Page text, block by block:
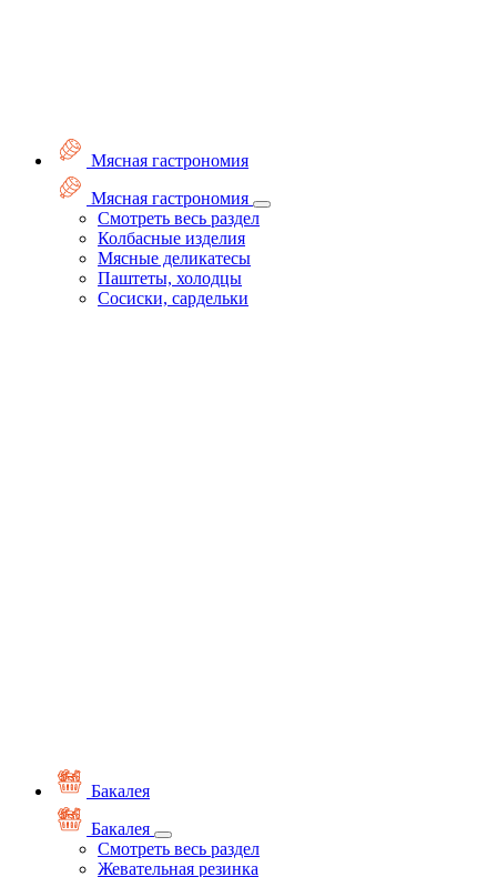
Мясная гастрономия
Мясная гастрономия
Смотреть весь раздел
Колбасные изделия
Мясные деликатесы
Паштеты, холодцы
Сосиски, сардельки
Бакалея
Бакалея
Смотреть весь раздел
Жевательная резинка